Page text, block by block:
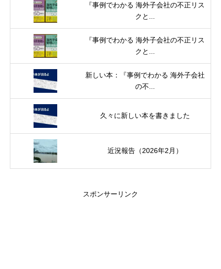
『事例でわかる 海外子会社の不正リス
クと...
『事例でわかる 海外子会社の不正リス
クと...
新しい本：『事例でわかる 海外子会社
の不...
久々に新しい本を書きました
近況報告（2026年2月）
スポンサーリンク